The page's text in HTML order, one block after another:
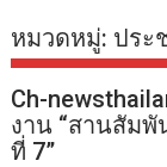
หมวดหมู่: ประ
Ch-
งาน “สานสัมพั
ที่ 7”